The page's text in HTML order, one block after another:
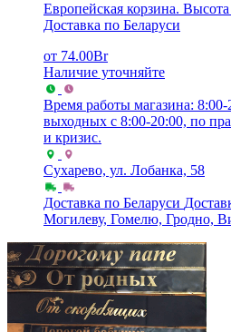
Европейская корзина.
Доставка по Беларуси
от 74.00Br
Наличие уточняйте
Время работы магазина: 8:00-
выходных с 8:00-20:00, по
и кризис.
Сухарево, ул. Лобанка, 58
Доставка по Беларуси
Могилеву, Гомелю, Гродно,